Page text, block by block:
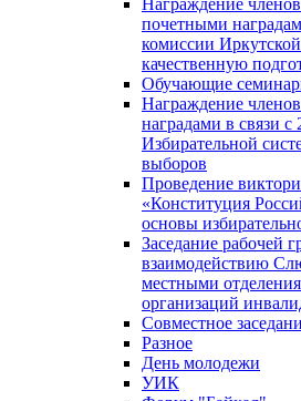
Награждение
почетными
комиссии Иркутской
качественную
Обучающие
Награждение
наградами в связи с
Избирательной
выборов
Проведение
«Конституция
основы
Заседание рабочей
взаимодействию
местными
организаций
Совместное
Разное
День молодежи
УИК